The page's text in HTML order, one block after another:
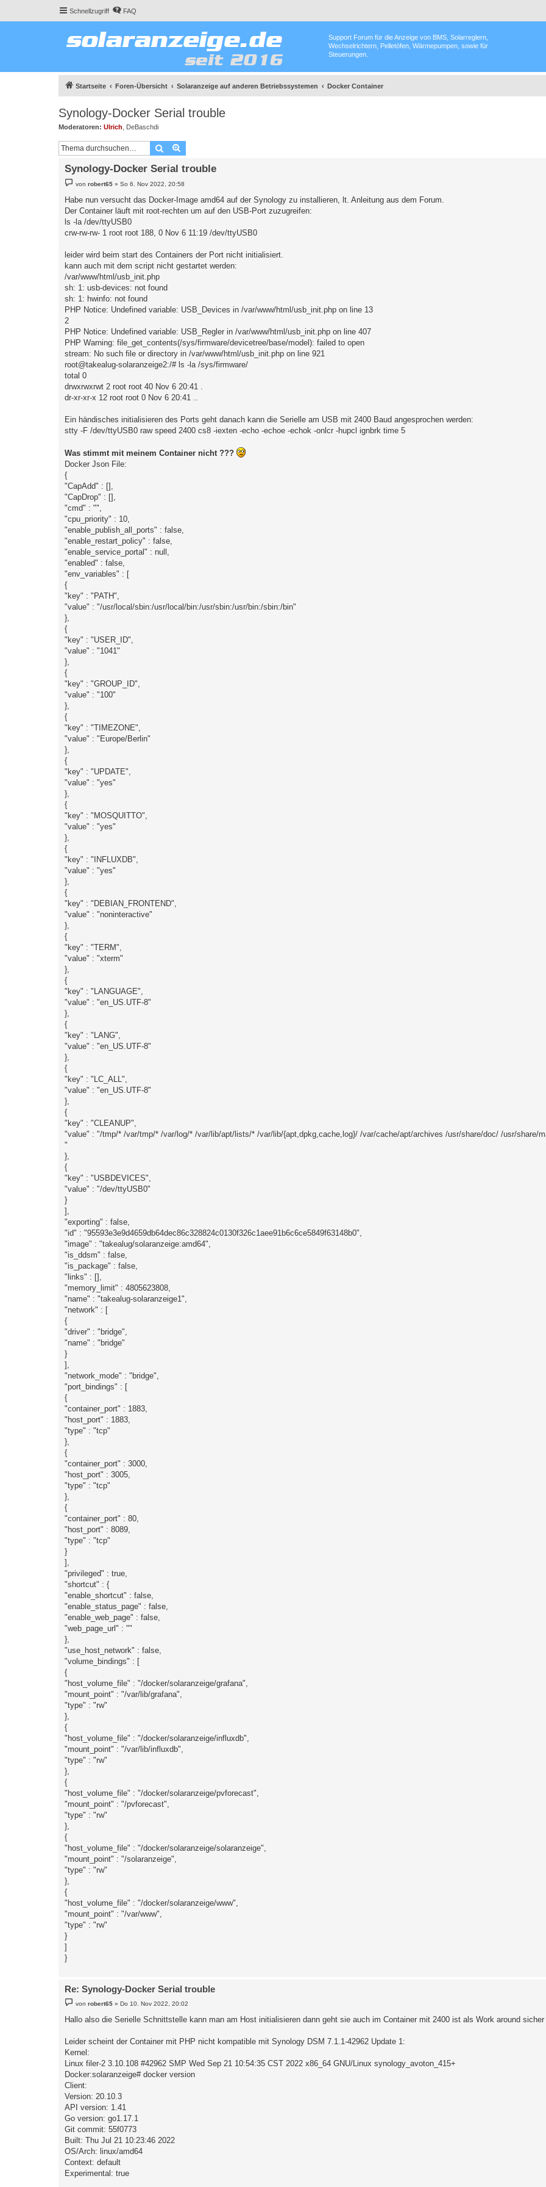
Schnellzugriff FAQ
Support Forum für die Anzeige von BMS, Solarreglern,
Wechselrichtern, Pelletöfen, Wärmepumpen, sowie für
Steuerungen.
Startseite Foren-Übersicht Solaranzeige auf anderen Betriebssystemen Docker Container
Synology-Docker Serial trouble
Moderatoren: Ulrich DeBaschdi
Suche
Synology-Docker Serial trouble
e
i
t
r
a
g
vonrobert65 »So 6. Nov 2022, 20:58
Habe nun versucht das Docker-Image amd64 auf der Synology zu installieren, lt. Anleitung aus dem Forum.
Der Container läuft mit root-rechten um auf den USB-Port zuzugreifen:
ls -la /dev/ttyUSB0
crw-rw-rw- 1 root root 188, 0 Nov 6 11:19 /dev/ttyUSB0
leider wird beim start des Containers der Port nicht initialisiert.
kann auch mit dem script nicht gestartet werden:
/var/www/html/usb_init.php
sh: 1: usb-devices: not found
sh: 1: hwinfo: not found
PHP Notice: Undefined variable: USB_Devices in /var/www/html/usb_init.php on line 13
2
PHP Notice: Undefined variable: USB_Regler in /var/www/html/usb_init.php on line 407
PHP Warning: file_get_contents(/sys/firmware/devicetree/base/model): failed to open
stream: No such file or directory in /var/www/html/usb_init.php on line 921
root@takealug-solaranzeige2:/# ls -la /sys/firmware/
total 0
drwxrwxrwt 2 root root 40 Nov 6 20:41 .
dr-xr-xr-x 12 root root 0 Nov 6 20:41 ..
Ein händisches initialisieren des Ports geht danach kann die Serielle am USB mit 2400 Baud angesprochen werden:
stty -F /dev/ttyUSB0 raw speed 2400 cs8 -iexten -echo -echoe -echok -onlcr -hupcl ignbrk time 5
Was stimmt mit meinem Container nicht ???
Docker Json File:
{
"CapAdd" : [],
"CapDrop" : [],
"cmd" : "",
"cpu_priority" : 10,
"enable_publish_all_ports" : false,
"enable_restart_policy" : false,
"enable_service_portal" : null,
"enabled" : false,
"env_variables" : [
{
"key" : "PATH",
"value" : "/usr/local/sbin:/usr/local/bin:/usr/sbin:/usr/bin:/sbin:/bin"
},
{
"key" : "USER_ID",
"value" : "1041"
},
{
"key" : "GROUP_ID",
"value" : "100"
},
{
"key" : "TIMEZONE",
"value" : "Europe/Berlin"
},
{
"key" : "UPDATE",
"value" : "yes"
},
{
"key" : "MOSQUITTO",
"value" : "yes"
},
{
"key" : "INFLUXDB",
"value" : "yes"
},
{
"key" : "DEBIAN_FRONTEND",
"value" : "noninteractive"
},
{
"key" : "TERM",
"value" : "xterm"
},
{
"key" : "LANGUAGE",
"value" : "en_US.UTF-8"
},
{
"key" : "LANG",
"value" : "en_US.UTF-8"
},
{
"key" : "LC_ALL",
"value" : "en_US.UTF-8"
},
{
"key" : "CLEANUP",
"value" : "/tmp/* /var/tmp/* /var/log/* /var/lib/apt/lists/* /var/lib/{apt,dpkg,cache,log}/ /var/cache/apt/archives /usr/share/doc/ /usr/share/
"
},
{
"key" : "USBDEVICES",
"value" : "/dev/ttyUSB0"
}
],
"exporting" : false,
"id" : "95593e3e9d4659db64dec86c328824c0130f326c1aee91b6c6ce5849f63148b0",
"image" : "takealug/solaranzeige:amd64",
"is_ddsm" : false,
"is_package" : false,
"links" : [],
"memory_limit" : 4805623808,
"name" : "takealug-solaranzeige1",
"network" : [
{
"driver" : "bridge",
"name" : "bridge"
}
],
"network_mode" : "bridge",
"port_bindings" : [
{
"container_port" : 1883,
"host_port" : 1883,
"type" : "tcp"
},
{
"container_port" : 3000,
"host_port" : 3005,
"type" : "tcp"
},
{
"container_port" : 80,
"host_port" : 8089,
"type" : "tcp"
}
],
"privileged" : true,
"shortcut" : {
"enable_shortcut" : false,
"enable_status_page" : false,
"enable_web_page" : false,
"web_page_url" : ""
},
"use_host_network" : false,
"volume_bindings" : [
{
"host_volume_file" : "/docker/solaranzeige/grafana",
"mount_point" : "/var/lib/grafana",
"type" : "rw"
},
{
"host_volume_file" : "/docker/solaranzeige/influxdb",
"mount_point" : "/var/lib/influxdb",
"type" : "rw"
},
{
"host_volume_file" : "/docker/solaranzeige/pvforecast",
"mount_point" : "/pvforecast",
"type" : "rw"
},
{
"host_volume_file" : "/docker/solaranzeige/solaranzeige",
"mount_point" : "/solaranzeige",
"type" : "rw"
},
{
"host_volume_file" : "/docker/solaranzeige/www",
"mount_point" : "/var/www",
"type" : "rw"
}
]
}
Re: Synology-Docker Serial trouble
e
i
t
a
g
vonrobert65 »Do 10. Nov 2022, 20:02
Hallo also die Serielle Schnittstelle kann man am Host initialisieren dann geht sie auch im Container mit 2400 ist als Work around sicher
Leider scheint der Container mit PHP nicht kompatible mit Synology DSM 7.1.1-42962 Update 1:
Kernel:
Linux filer-2 3.10.108 #42962 SMP Wed Sep 21 10:54:35 CST 2022 x86_64 GNU/Linux synology_avoton_415+
Docker:solaranzeige# docker version
Client:
Version: 20.10.3
API version: 1.41
Go version: go1.17.1
Git commit: 55f0773
Built: Thu Jul 21 10:23:46 2022
OS/Arch: linux/amd64
Context: default
Experimental: true